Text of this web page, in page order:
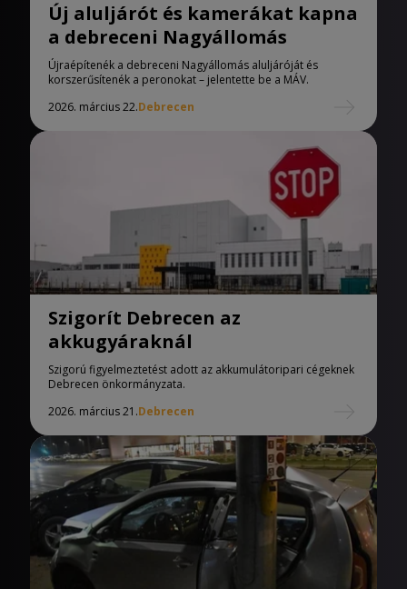
Új aluljárót és kamerákat kapna
a debreceni Nagyállomás
Újraépítenék a debreceni Nagyállomás aluljáróját és
korszerűsítenék a peronokat – jelentette be a MÁV.
2026. március 22.Debrecen
Szigorít Debrecen az
akkugyáraknál
Szigorú figyelmeztetést adott az akkumulátoripari cégeknek
Debrecen önkormányzata.
2026. március 21.Debrecen